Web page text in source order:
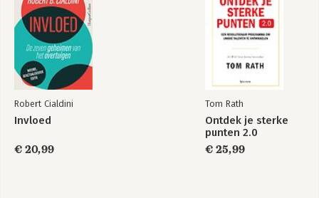
Deel 5
Papierloos of (nog) niet?
Deel 6
Bereikbaarheid, communicatie en samenwerken
Deel 7
Een lichtgewicht timemanagementsysteem
Robert Cialdini
Invloed
€ 20,99
Tom Rath
Ontdek je sterke
punten 2.0
€ 25,99